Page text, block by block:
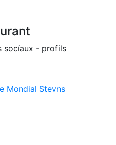
socíaux - profils
Mondial Stevns